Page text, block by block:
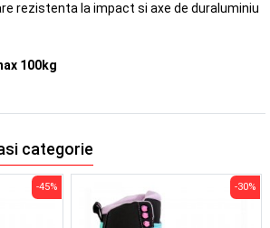
rezistenta la impact si axe de duraluminiu
100kg
categorie
-45% -30%